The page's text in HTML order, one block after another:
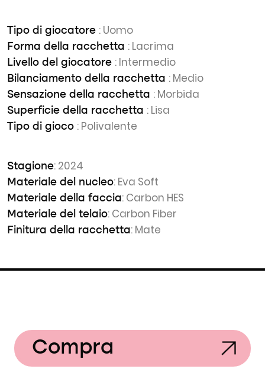
Tipo di giocatore : Uomo
Forma della racchetta : Lacrima
Livello del giocatore : Intermedio
Bilanciamento della racchetta : Medio
Sensazione della racchetta : Morbida
Superficie della racchetta : Lisa
Tipo di gioco : Polivalente
Stagione: 2024
Materiale del nucleo: Eva Soft
Materiale della faccia: Carbon HES
Materiale del telaio: Carbon Fiber
Finitura della racchetta: Mate
Compra